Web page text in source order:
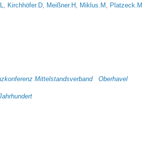
, Kirchhöfer.D, Meißner.H , Miklus.M , Platzeck.M
Mittelstandsverband Oberhavel